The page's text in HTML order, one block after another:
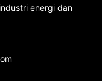
energi dan